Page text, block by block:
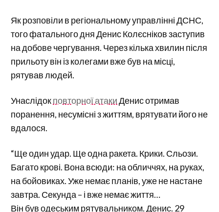
Як розповіли в регіональному управлінні ДСНС,
того фатального дня Денис Колєсніков заступив
на добове чергування. Через кілька хвилин після
прильоту він із колегами вже був на місці,
рятував людей.
Унаслідокповторної атакиДенис отримав
поранення, несумісні з життям, врятувати його не
вдалося.
“Ще один удар. Ще одна ракета. Крики. Сльози.
Багато крові. Вона всюди: на обличчях, на руках,
на бойовиках. Уже немає планів, уже не настане
завтра. Секунда – і вже немає життя…
Він був одеським рятувальником. Денис. 29